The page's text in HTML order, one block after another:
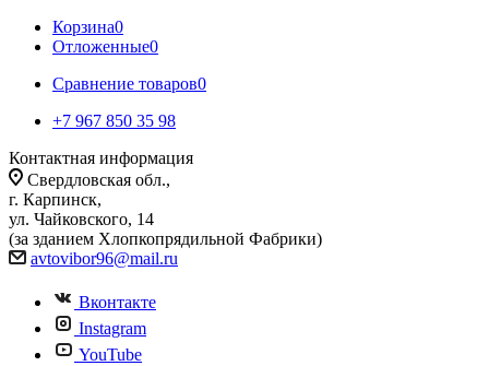
Корзина0
Отложенные0
Сравнение товаров0
+7 967 850 35 98
Контактная информация
Свердловская обл.,
г. Карпинск,
ул. Чайковского, 14
(за зданием Хлопкопрядильной Фабрики)
avtovibor96@mail.ru
Вконтакте
Instagram
YouTube